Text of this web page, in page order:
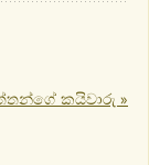
කයිවාරු »